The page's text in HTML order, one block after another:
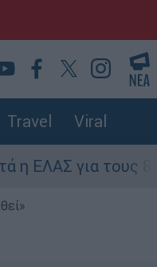
Travel Viral
τους 8 βιασμούς